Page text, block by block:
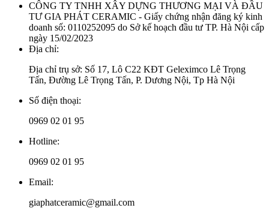
CÔNG TY TNHH XÂY DỰNG THƯƠNG MẠI VÀ ĐẦU
TƯ GIA PHÁT CERAMIC - Giấy chứng nhận đăng ký kinh
doanh số: 0110252095 do Sở kế hoạch đầu tư TP. Hà Nội cấp
ngày 15/02/2023
Địa chỉ:
Địa chỉ trụ sở: Số 17, Lô C22 KĐT Geleximco Lê Trọng
Tấn, Đường Lê Trọng Tấn, P. Dương Nội, Tp Hà Nội
Số điện thoại:
0969 02 01 95
Hotline:
0969 02 01 95
Email:
giaphatceramic@gmail.com